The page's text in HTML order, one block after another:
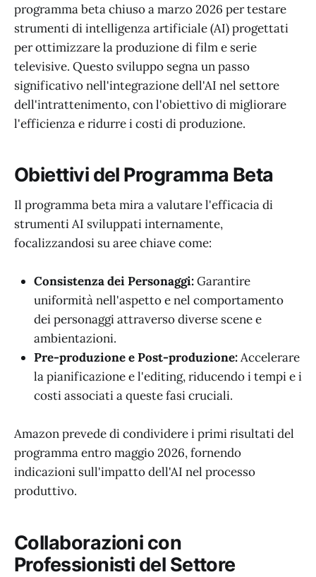
programma beta chiuso a marzo 2026 per testare
strumenti di intelligenza artificiale (AI) progettati
per ottimizzare la produzione di film e serie
televisive. Questo sviluppo segna un passo
significativo nell'integrazione dell'AI nel settore
dell'intrattenimento, con l'obiettivo di migliorare
l'efficienza e ridurre i costi di produzione.
Obiettivi del Programma Beta
Il programma beta mira a valutare l'efficacia di
strumenti AI sviluppati internamente,
focalizzandosi su aree chiave come:
Consistenza dei Personaggi:Garantire
uniformità nell'aspetto e nel comportamento
dei personaggi attraverso diverse scene e
ambientazioni.
Pre-produzione e Post-produzione:Accelerare
la pianificazione e l'editing, riducendo i tempi e i
costi associati a queste fasi cruciali.
Amazon prevede di condividere i primi risultati del
programma entro maggio 2026, fornendo
indicazioni sull'impatto dell'AI nel processo
produttivo.
Collaborazioni con
Professionisti del Settore